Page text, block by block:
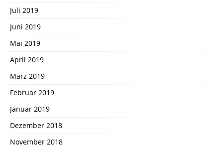
Juli 2019
Juni 2019
Mai 2019
April 2019
März 2019
Februar 2019
Januar 2019
Dezember 2018
November 2018